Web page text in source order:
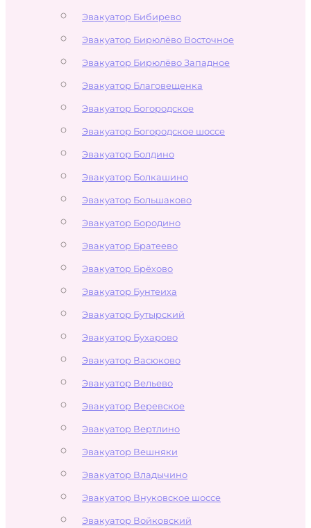
Эвакуатор Бибирево
Эвакуатор Бирюлёво Восточное
Эвакуатор Бирюлёво Западное
Эвакуатор Благовещенка
Эвакуатор Богородское
Эвакуатор Богородское шоссе
Эвакуатор Болдино
Эвакуатор Болкашино
Эвакуатор Большаково
Эвакуатор Бородино
Эвакуатор Братеево
Эвакуатор Брёхово
Эвакуатор Бунтеиха
Эвакуатор Бутырский
Эвакуатор Бухарово
Эвакуатор Васюково
Эвакуатор Вельево
Эвакуатор Веревское
Эвакуатор Вертлино
Эвакуатор Вешняки
Эвакуатор Владычино
Эвакуатор Внуковское шоссе
Эвакуатор Войковский